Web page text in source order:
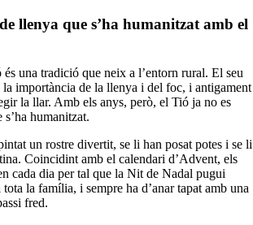
llenya que s’ha humanitzat amb el
una tradició que neix a l’entorn rural. El seu
importància de la llenya i del foc, i antigament
la llar. Amb els anys, però, el Tió ja no es
s’ha humanitzat.
un rostre divertit, se li han posat potes i se li
Coincidint amb el calendari d’Advent, els
cada dia per tal que la Nit de Nadal pugui
tota la família, i sempre ha d’anar tapat amb una
fred.